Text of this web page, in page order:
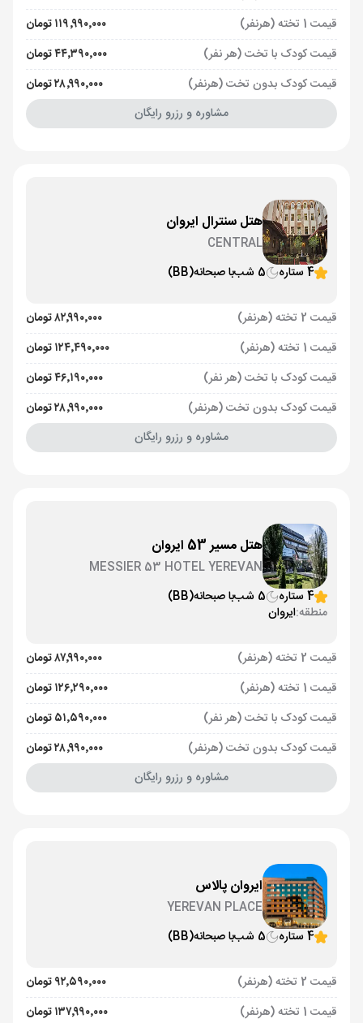
قیمت 1 تخته (هرنفر)
۱۱۹٬۹۹۰٬۰۰۰ تومان
قیمت کودک با تخت (هر نفر)
۴۴٬۳۹۰٬۰۰۰ تومان
قیمت کودک بدون تخت (هرنفر)
۲۸٬۹۹۰٬۰۰۰ تومان
مشاوره و رزرو رایگان
هتل سنترال ایروان
CENTRAL
4 ستاره
5 شب با صبحانه(BB)
قیمت 2 تخته (هرنفر)
۸۲٬۹۹۰٬۰۰۰ تومان
قیمت 1 تخته (هرنفر)
۱۲۴٬۴۹۰٬۰۰۰ تومان
قیمت کودک با تخت (هر نفر)
۴۶٬۱۹۰٬۰۰۰ تومان
قیمت کودک بدون تخت (هرنفر)
۲۸٬۹۹۰٬۰۰۰ تومان
مشاوره و رزرو رایگان
هتل مسیر 53 ایروان
MESSIER 53 HOTEL YEREVAN
4 ستاره
5 شب با صبحانه(BB)
منطقه:ایروان
قیمت 2 تخته (هرنفر)
۸۷٬۹۹۰٬۰۰۰ تومان
قیمت 1 تخته (هرنفر)
۱۲۶٬۲۹۰٬۰۰۰ تومان
قیمت کودک با تخت (هر نفر)
۵۱٬۵۹۰٬۰۰۰ تومان
قیمت کودک بدون تخت (هرنفر)
۲۸٬۹۹۰٬۰۰۰ تومان
مشاوره و رزرو رایگان
ایروان پالاس
YEREVAN PLACE
4 ستاره
5 شب با صبحانه(BB)
قیمت 2 تخته (هرنفر)
۹۲٬۵۹۰٬۰۰۰ تومان
قیمت 1 تخته (هرنفر)
۱۳۷٬۹۹۰٬۰۰۰ تومان